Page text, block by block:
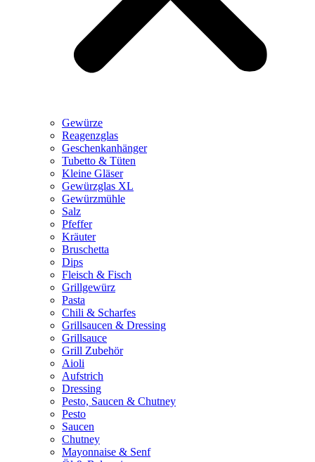
Gewürze
Reagenzglas
Geschenkanhänger
Tubetto & Tüten
Kleine Gläser
Gewürzglas XL
Gewürzmühle
Salz
Pfeffer
Kräuter
Bruschetta
Dips
Fleisch & Fisch
Grillgewürz
Pasta
Chili & Scharfes
Grillsaucen & Dressing
Grillsauce
Grill Zubehör
Aioli
Aufstrich
Dressing
Pesto, Saucen & Chutney
Pesto
Saucen
Chutney
Mayonnaise & Senf